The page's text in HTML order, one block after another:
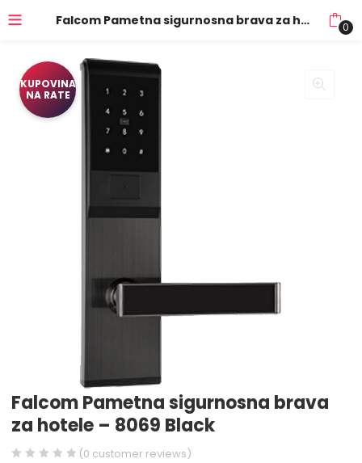
Falcom Pametna sigurnosna brava za hotele – 8069 Black 0
KUPOVINA
NA RATE
Falcom Pametna sigurnosna brava
za hotele – 8069 Black
(0 customer reviews)